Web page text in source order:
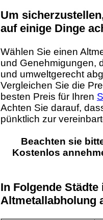
Um
auf einige Dinge
Wählen Sie einen
und Genehmigungen,
und umweltgerecht
Vergleichen Sie die
besten Preis für Ihren
Achten Sie darauf,
pünktlich zur
Beachten sie
Kostenlos
In Folgende
Altmetallabholung